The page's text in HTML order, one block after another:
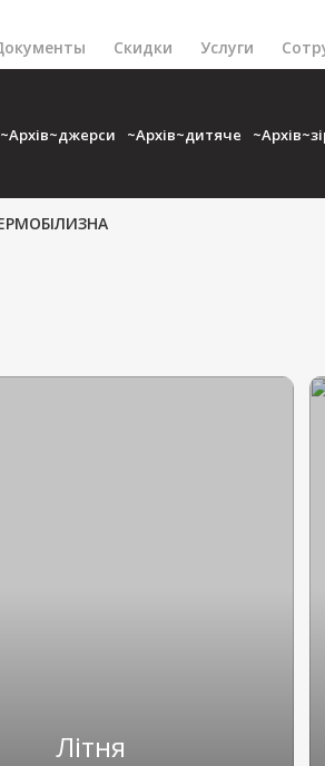
Скидки Услуги
~Архів~джерси ~Архів~дитяче
Літня